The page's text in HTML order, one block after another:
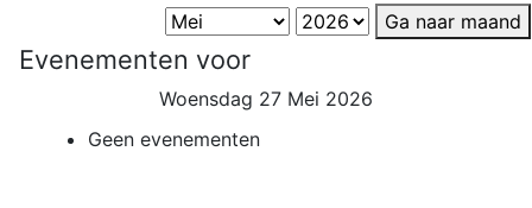
Ga naar maand
Evenementen voor
Woensdag 27 Mei 2026
Geen evenementen